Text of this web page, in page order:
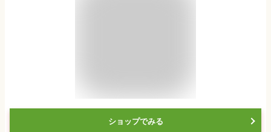
ショップでみる